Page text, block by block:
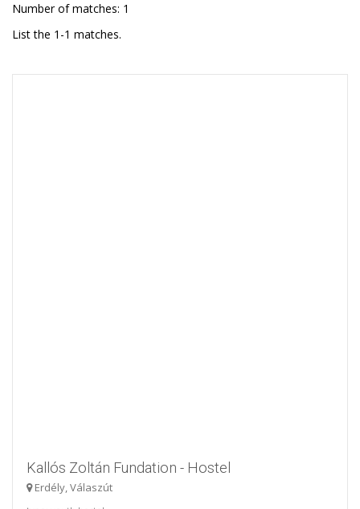
Number of matches: 1
List the 1-1 matches.
Kallós Zoltán Fundation - Hostel
Erdély, Válaszút